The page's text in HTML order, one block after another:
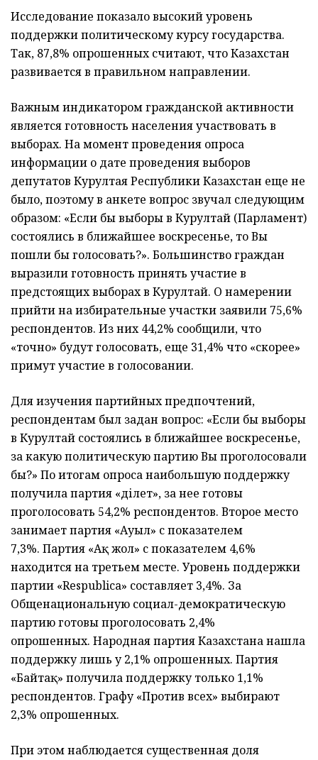
Исследование показало высокий уровень
поддержки политическому курсу государства.
Так, 87,8% опрошенных считают, что Казахстан
развивается в правильном направлении.
Важным индикатором гражданской активности
является готовность населения участвовать в
выборах. На момент проведения опроса
информации о дате проведения выборов
депутатов Курултая Республики Казахстан еще не
было, поэтому в анкете вопрос звучал следующим
образом: «Если бы выборы в Курултай (Парламент)
состоялись в ближайшее воскресенье, то Вы
пошли бы голосовать?». Большинство граждан
выразили готовность принять участие в
предстоящих выборах в Курултай. О намерении
прийти на избирательные участки заявили 75,6%
респондентов. Из них 44,2% сообщили, что
«точно» будут голосовать, еще 31,4% что «скорее»
примут участие в голосовании.
Для изучения партийных предпочтений,
респондентам был задан вопрос: «Если бы выборы
в Курултай состоялись в ближайшее воскресенье,
за какую политическую партию Вы проголосовали
бы?» По итогам опроса наибольшую поддержку
получила партия «Әділет», за нее готовы
проголосовать 54,2% респондентов. Второе место
занимает партия «Ауыл» с показателем
7,3%. Партия «Ақ жол» с показателем 4,6%
находится на третьем месте. Уровень поддержки
партии «Respublica» составляет 3,4%. За
Общенациональную социал-демократическую
партию готовы проголосовать 2,4%
опрошенных. Народная партия Казахстана нашла
поддержку лишь у 2,1% опрошенных. Партия
«Байтақ» получила поддержку только 1,1%
респондентов. Графу «Против всех» выбирают
2,3% опрошенных.
При этом наблюдается существенная доля